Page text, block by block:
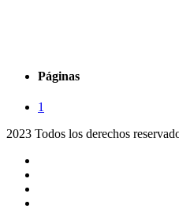
Páginas
1
2023 Todos los derechos